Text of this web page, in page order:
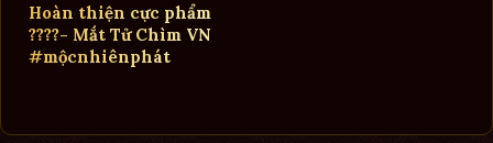
Hoàn thiện cực phẩm
????- Mắt Tử Chìm VN
#mộcnhiênphát